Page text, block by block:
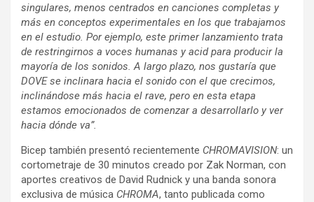
singulares, menos centrados en canciones completas y
más en conceptos experimentales en los que trabajamos
en el estudio. Por ejemplo, este primer lanzamiento trata
de restringirnos a voces humanas y acid para producir la
mayoría de los sonidos. A largo plazo, nos gustaría que
DOVE se inclinara hacia el sonido con el que crecimos,
inclinándose más hacia el rave, pero en esta etapa
estamos emocionados de comenzar a desarrollarlo y ver
hacia dónde va”.
Bicep también presentó recientemente CHROMAVISION: un
cortometraje de 30 minutos creado por Zak Norman, con
aportes creativos de David Rudnick y una banda sonora
exclusiva de música CHROMA, tanto publicada como